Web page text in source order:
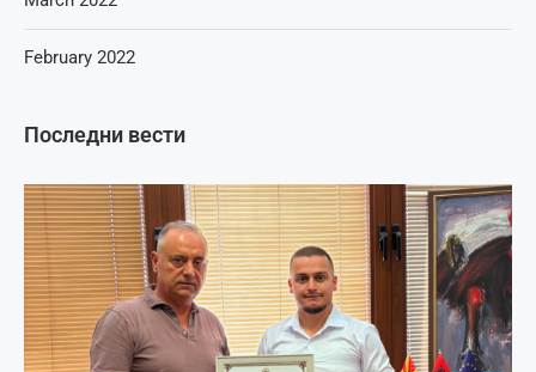
Последни вести
February 2022